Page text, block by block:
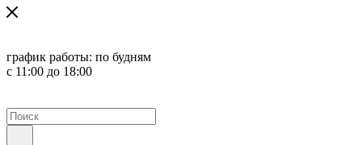
график работы: по будням
с 11:00 до 18:00